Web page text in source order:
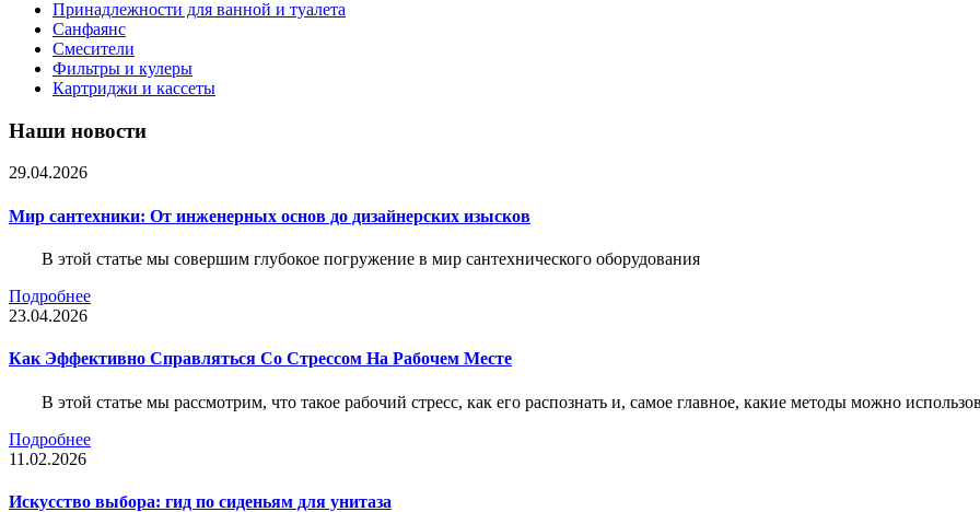
Принадлежности для ванной и туалета
Санфаянс
Смесители
Фильтры и кулеры
Картриджи и кассеты
Наши новости
29.04.2026
Мир сантехники: От инженерных основ до дизайнерских изысков
В этой статье мы совершим глубокое погружение в мир сантехнического оборудования
Подробнее
23.04.2026
Как Эффективно Справляться Со Стрессом На Рабочем Месте
В этой статье мы рассмотрим, что такое рабочий стресс, как его распознать и, самое главное, какие методы можно
Подробнее
11.02.2026
Искусство выбора: гид по сиденьям для унитаза